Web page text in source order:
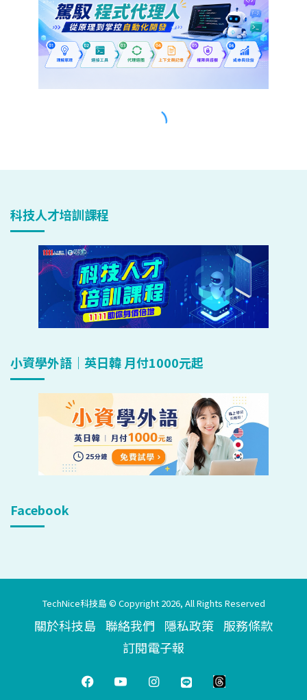
科技人才培訓課程
小資學外語｜英日韓 月付1000元起
Facebook
TechNice科技島 © Copyright 2026, All Rights Reserved
關於科技島 聯絡我們 隱私政策 服務條款
訂閱電子報